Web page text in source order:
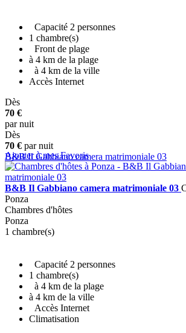
Capacité 2 personnes
1 chambre(s)
Front de plage
à 4 km de la plage
à 4 km de la ville
Accès Internet
Dès
70 €
par nuit
Dès
70 € par nuit
B&B Il Gabbiano camera matrimoniale 03
Ajouter à mes Favoris
B&B Il Gabbiano camera matrimoniale 03
Ponza
Chambres d'hôtes
Ponza
1 chambre(s)
Capacité 2 personnes
1 chambre(s)
à 4 km de la plage
à 4 km de la ville
Accès Internet
Climatisation